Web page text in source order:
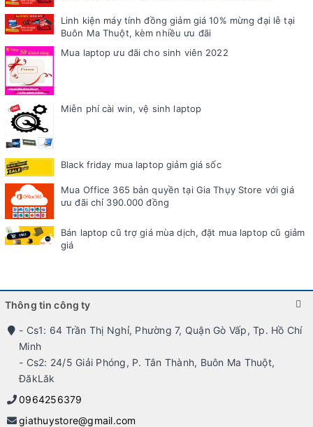
Linh kiện máy tính đồng giảm giá 10% mừng đại lễ tại
Buôn Ma Thuột, kèm nhiều ưu đãi
Mua laptop ưu đãi cho sinh viên 2022
Miễn phí cài win, vệ sinh laptop
Black friday mua laptop giảm giá sốc
Mua Office 365 bản quyền tại Gia Thụy Store với giá
ưu đãi chỉ 390.000 đồng
Bán laptop cũ trợ giá mùa dịch, đặt mua laptop cũ giảm
giá
Thông tin công ty
- Cs1: 64 Trần Thị Nghỉ, Phường 7, Quận Gò Vấp, Tp. Hồ Chí
Minh
- Cs2: 24/5 Giải Phóng, P. Tân Thành, Buôn Ma Thuột,
ĐăkLăk
0964256379
giathuystore@gmail.com